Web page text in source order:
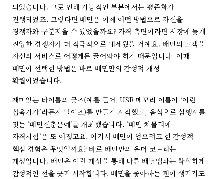
되었습니다. 그로 인해 기능적인 부분에서는 평준화가
진행되었죠. 그렇다면 배민은 이제 어떤 방법으로 자신을
경쟁자와 구분지을 수 있었을까요? 가격 측면이라면 시장에 늦게
진입한 경쟁자가 더 적극적으로 내세웠을 거예요. 배민의 고객을
자신의 서비스로 어떻게든 끌어와야 하기 때문입니다. 이때
배민이 선택한 방법은 바로 배민만의 감성적 개성
확립이었습니다.
재미있는 타이틀의 굿즈(예를 들어, USB 메모리 이름이 ‘이런
십육기가’라든지 말이죠)를 만들기 시작했고, 음식으로 삼행시를
짓는 ‘배민신춘문예’를 개최했습니다. ‘배민 치믈리에
자격시험’은 또 어떻고요. 여기서 배민이 얻으려고 한 감성적
핵심 경험은 무엇일까요? 바로 배민만의 유머 코드라는
개성입니다. 배민은 이런 개성을 통해 다른 배달앱과는 확실하게
감성적인 선을 긋기 시작합니다. 배민을 좋아하는 팬이 생기기도